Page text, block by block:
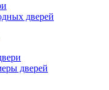
дверей
дверей